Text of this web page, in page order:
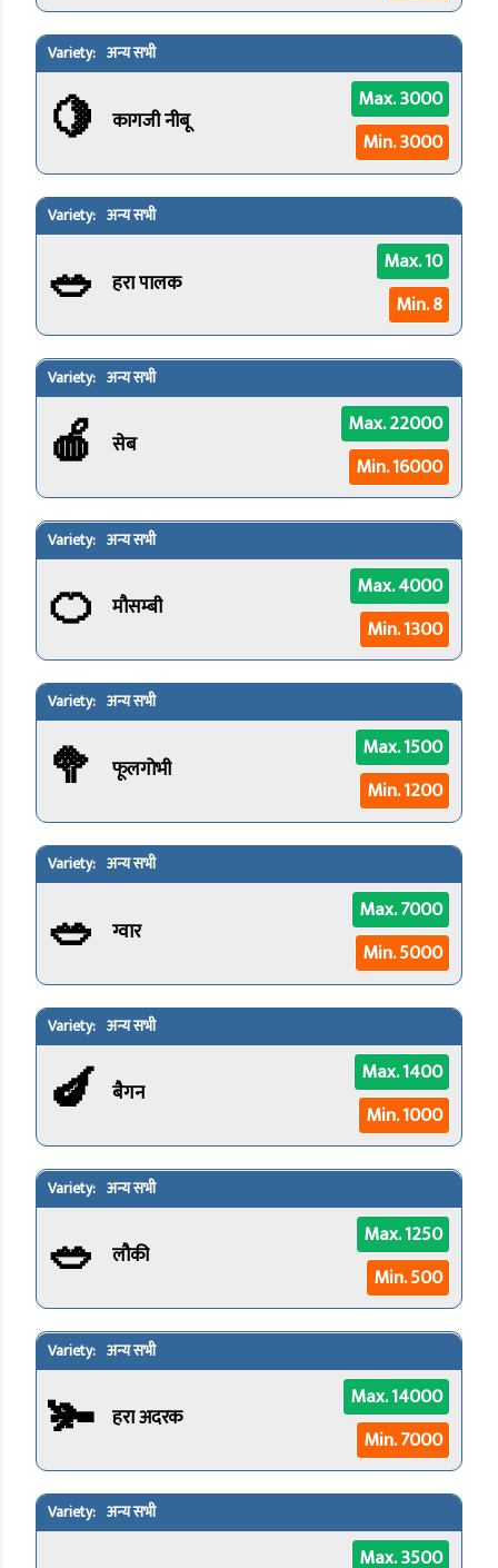
अन्य सभी
🍋 कागजी नीबू
Max. 3000
Min. 3000
अन्य सभी
🥗 हरा पालक
Max. 10
Min. 8
अन्य सभी
🍎 सेब
Max. 22000
Min. 16000
अन्य सभी
🍊 मौसम्बी
Max. 4000
Min. 1300
अन्य सभी
🥦 फूलगोभी
Max. 1500
Min. 1200
अन्य सभी
🥗 ग्वार
Max. 7000
Min. 5000
अन्य सभी
🍆 बैगन
Max. 1400
Min. 1000
अन्य सभी
🥗 लौकी
Max. 1250
Min. 500
अन्य सभी
🫚 हरा अदरक
Max. 14000
Min. 7000
अन्य सभी
Max. 3500